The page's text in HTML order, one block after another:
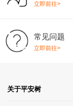
立即前往>
常见问题
立即前往>
关于平安树